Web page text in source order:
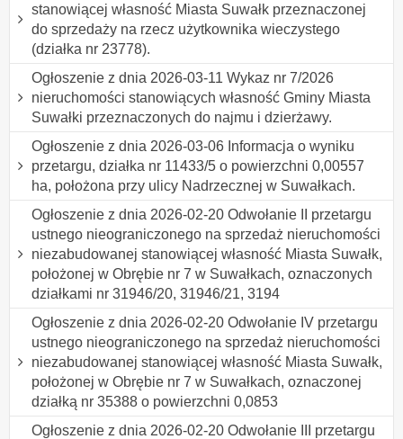
stanowiącej własność Miasta Suwałk przeznaczonej
do sprzedaży na rzecz użytkownika wieczystego
(działka nr 23778).
Ogłoszenie z dnia 2026-03-11 Wykaz nr 7/2026
nieruchomości stanowiących własność Gminy Miasta
Suwałki przeznaczonych do najmu i dzierżawy.
Ogłoszenie z dnia 2026-03-06 Informacja o wyniku
przetargu, działka nr 11433/5 o powierzchni 0,00557
ha, położona przy ulicy Nadrzecznej w Suwałkach.
Ogłoszenie z dnia 2026-02-20 Odwołanie II przetargu
ustnego nieograniczonego na sprzedaż nieruchomości
niezabudowanej stanowiącej własność Miasta Suwałk,
położonej w Obrębie nr 7 w Suwałkach, oznaczonych
działkami nr 31946/20, 31946/21, 3194
Ogłoszenie z dnia 2026-02-20 Odwołanie IV przetargu
ustnego nieograniczonego na sprzedaż nieruchomości
niezabudowanej stanowiącej własność Miasta Suwałk,
położonej w Obrębie nr 7 w Suwałkach, oznaczonej
działką nr 35388 o powierzchni 0,0853
Ogłoszenie z dnia 2026-02-20 Odwołanie III przetargu